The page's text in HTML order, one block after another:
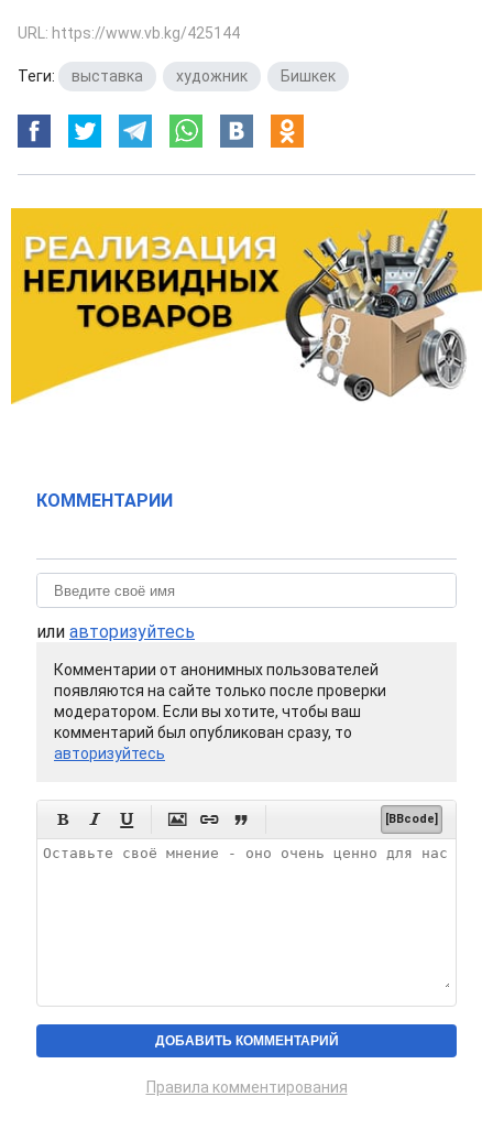
URL: https://www.vb.kg/425144
Теги: выставка художник Бишкек
КОММЕНТАРИИ
или авторизуйтесь
Комментарии от анонимных пользователей
появляются на сайте только после проверки
модератором. Если вы хотите, чтобы ваш
комментарий был опубликован сразу, то
авторизуйтесь
      [BBcode]
Правила комментирования